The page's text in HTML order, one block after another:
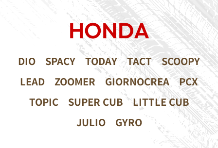
HONDA
DIO SPACY TODAY TACT
SCOOPY
LEAD
ZOOMER GIORNOCREA
PCX
TOPIC
SUPER CUB
LITTLE CUB
JULIO
GYRO